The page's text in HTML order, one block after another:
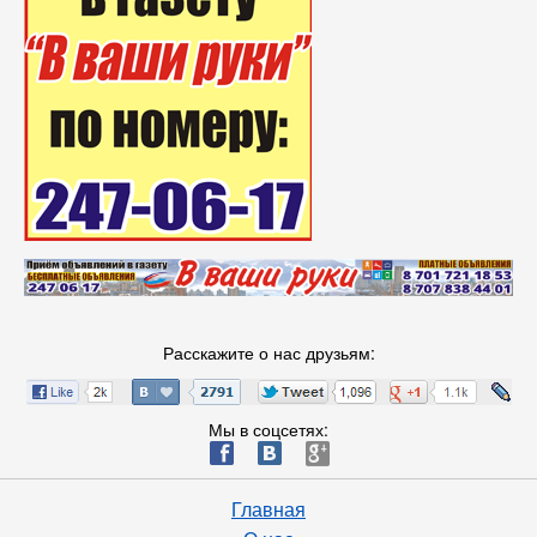
Расскажите о нас друзьям:
Мы в соцсетях:
ä æ è
Главная